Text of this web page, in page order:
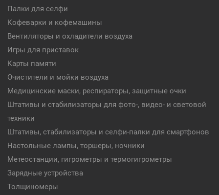
Палки для селфи
Кофеварки и кофемашины
Вентиляторы и охладители воздуха
Игры для приставок
Карты памяти
Очистители и мойки воздуха
Медицинские маски, респираторы, защитные очки
Штативы и стабилизаторы для фото-, видео- и световой
техники
Штативы, стабилизаторы и селфи-палки для смартфонов
Настольные лампы, торшеры, ночники
Метеостанции, гигрометры и термогигрометры
Зарядные устройства
Толщиномеры